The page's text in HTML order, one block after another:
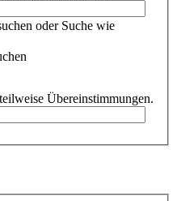
oder Suche wie
Übereinstimmungen.